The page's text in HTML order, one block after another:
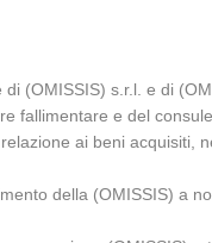
(OMISSIS) s.r.l. e di
fallimentare e del
ai beni acquisiti,
della (OMISSIS) a